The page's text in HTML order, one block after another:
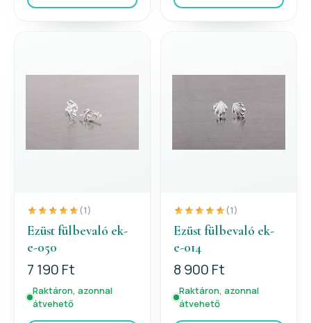
(1)
Ezüst fülbevaló ek-
e-050
7 190 Ft
Raktáron, azonnal
átvehető
(1)
Ezüst fülbevaló ek-
e-014
8 900 Ft
Raktáron, azonnal
átvehető